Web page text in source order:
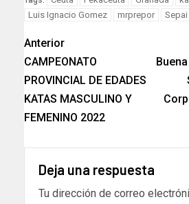
Luis Ignacio Gomez
mrprepor Sepai
Anterior
CAMPEONATO
PROVINCIAL DE EDADES
KATAS MASCULINO Y
FEMENINO 2022
Deja una respuesta
Tu dirección de correo